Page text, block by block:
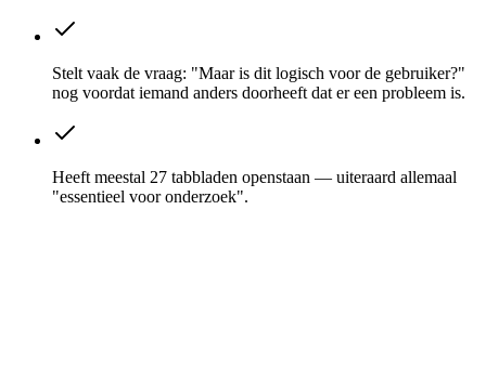
Stelt vaak de vraag: "Maar is dit logisch voor de gebruiker?"
nog voordat iemand anders doorheeft dat er een probleem is.
Heeft meestal 27 tabbladen openstaan — uiteraard allemaal
"essentieel voor onderzoek".